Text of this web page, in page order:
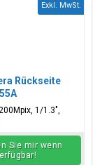
Rückseite
1/1.3",
Exkl. MwSt.
Sie mir wenn